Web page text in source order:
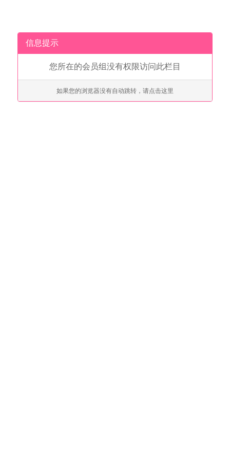
信息提示
您所在的会员组没有权限访问此栏目
如果您的浏览器没有自动跳转，请点击这里